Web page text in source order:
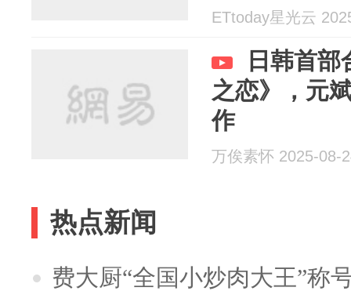
ETtoday星光云
日韩首
之恋》，元
作
万俟素怀 2025-08-
热点新闻
费大厨“全国小炒肉大王”称